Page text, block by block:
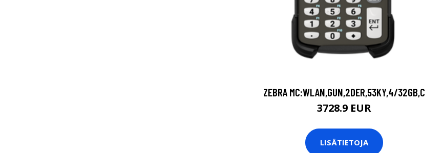
ZEBRA MC:WLAN,GUN,2DER,53KY,4/32GB,C
3728.9 EUR
LISÄTIETOJA